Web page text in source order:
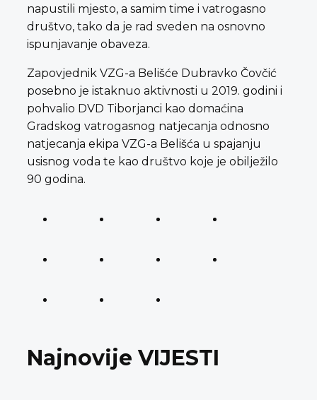
napustili mjesto, a samim time i vatrogasno
društvo, tako da je rad sveden na osnovno
ispunjavanje obaveza.
Zapovjednik VZG-a Belišće Dubravko Čovčić
posebno je istaknuo aktivnosti u 2019. godini i
pohvalio DVD Tiborjanci kao domaćina
Gradskog vatrogasnog natjecanja odnosno
natjecanja ekipa VZG-a Belišća u spajanju
usisnog voda te kao društvo koje je obilježilo
90 godina.
Najnovije VIJESTI